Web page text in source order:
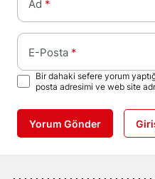
Ad *
E-Posta *
Bir dahaki sefere yorum
posta adresimi ve web site
Yorum Gönder